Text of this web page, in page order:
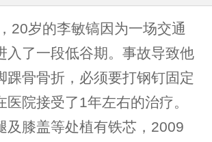
岁的李敏镐因为一场交通
入了一段低谷期。事故导致他
踝骨骨折，必须要打钢钉固定
医院接受了1年左右的治疗。
及膝盖等处植有铁芯，2009